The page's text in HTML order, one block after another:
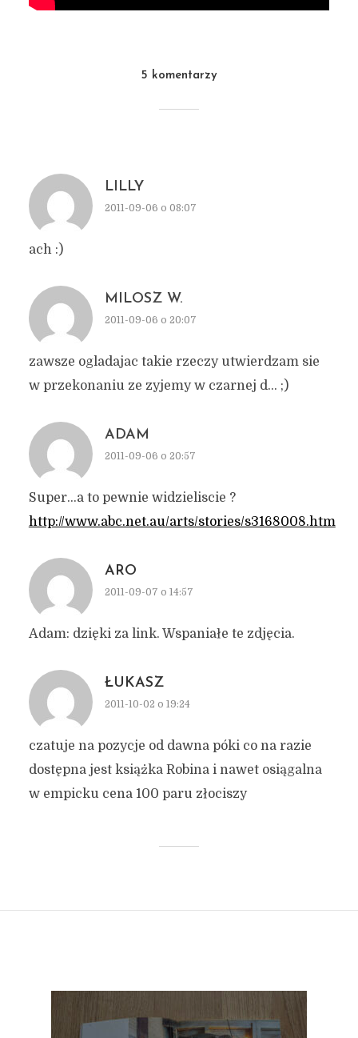
5 komentarzy
LILLY
2011-09-06 o 08:07
ach :)
MILOSZ W.
2011-09-06 o 20:07
zawsze ogladajac takie rzeczy utwierdzam sie
w przekonaniu ze zyjemy w czarnej d… ;)
ADAM
2011-09-06 o 20:57
Super…a to pewnie widzieliscie ?
http://www.abc.net.au/arts/stories/s3168008.htm
ARO
2011-09-07 o 14:57
Adam: dzięki za link. Wspaniałe te zdjęcia.
ŁUKASZ
2011-10-02 o 19:24
czatuje na pozycje od dawna póki co na razie
dostępna jest książka Robina i nawet osiągalna
w empicku cena 100 paru złociszy